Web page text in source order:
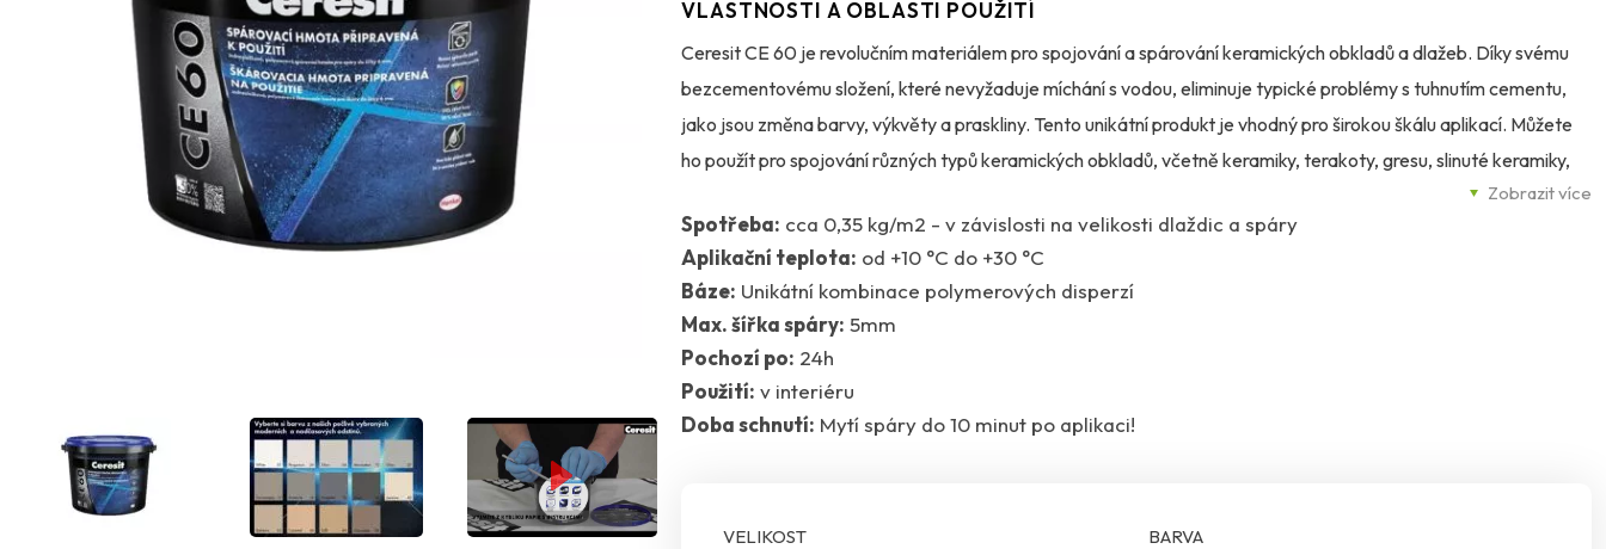
Zobrazit více
VLASTNOSTI A OBLASTI POUŽITÍ
Ceresit CE 60 je revolučním materiálem pro spojování a spárování keramických obkladů a dlažeb. Díky svému
bezcementovému složení, které nevyžaduje míchání s vodou, eliminuje typické problémy s tuhnutím cementu,
jako jsou změna barvy, výkvěty a praskliny. Tento unikátní produkt je vhodný pro širokou škálu aplikací. Můžete
ho použít pro spojování různých typů keramických obkladů, včetně keramiky, terakoty, gresu, slinuté keramiky,
porcelánové keramiky a dokonce i skleněné a keramické mozaiky. Je také ideální pro obklady z přírodního
kamene, které jsou necitlivé na změnu barvy. Ceresit CE 60 je výborným řešením pro spárování obkladů
různých rozměrů, od mozaiky až po velkoformátové obklady a dlažby. Jeho univerzálnost ho činí vhodným pro
interiéry, ať už jde o svislé nebo vodorovné plochy, a to i na deformovatelných podkladech nebo podkladech
vystavených vibracím.
Spotřeba: cca 0,35 kg/m2 - v závislosti na velikosti dlaždic a spáry
Aplikační teplota: od +10 °C do +30 °C
Báze: Unikátní kombinace polymerových disperzí
Max. šířka spáry: 5mm
Pochozí po: 24h
Použití: v interiéru
Doba schnutí: Mytí spáry do 10 minut po aplikaci!
VELIKOST BARVA